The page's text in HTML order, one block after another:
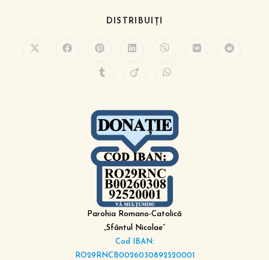
DISTRIBUIȚI
Parohia Romano-Catolică
„Sfântul Nicolae”
Cod IBAN:
RO29RNCB0026030892520001